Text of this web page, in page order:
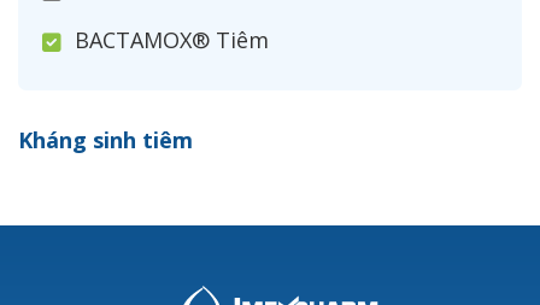
BACTAMOX® Tiêm
Ceftizoxim®
Kháng sinh tiêm